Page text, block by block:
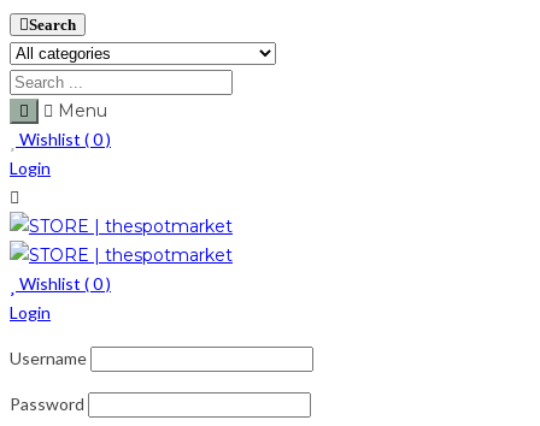
Search
Menu
Wishlist (0)
Login
Wishlist (0)
Login
Username
Password